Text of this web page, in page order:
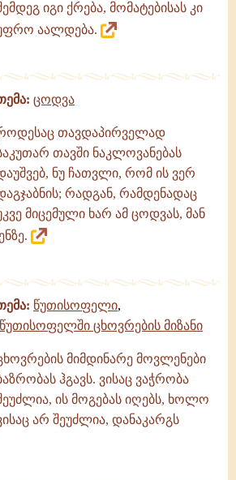
იგი ქრება, მომატებისას კი
აალდება.
ცოდვა
თავდაპირველად
თავში ნაკლოვანებას
ნუ ჩათვლი, რომ ის ვერ
რადგან, რამდენადაც
მიცემული ხარ ამ ცოდვას, მან
წუთისოფელი,
წუთისოფელში ცხოვრების მიზანი
მიმდინარე მოვლენები
ჰგავს. ვისაც ვაჭრობა
ის მოგებას იღებს, ხოლო
არ შეუძლია, დანაკარგს